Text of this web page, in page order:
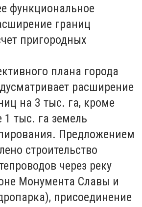
функциональное
границ
пригородных
плана города
расширение
на 3 тыс. га, кроме
1 тыс. га земель
Предложением
строительство
через реку
Монумента Славы и
присоединение